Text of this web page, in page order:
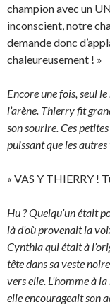
champion avec un
inconscient, notre
demande donc
chaleureusement ! »
Encore une fois, seul
l’arène. Thierry fit
son sourire. Ces
puissant que les autres
« VAS Y THIERRY !
Hu ? Quelqu’un était
là d’où provenait la
Cynthia qui était à
tête dans sa veste
vers elle. L’homme à
elle encourageait son